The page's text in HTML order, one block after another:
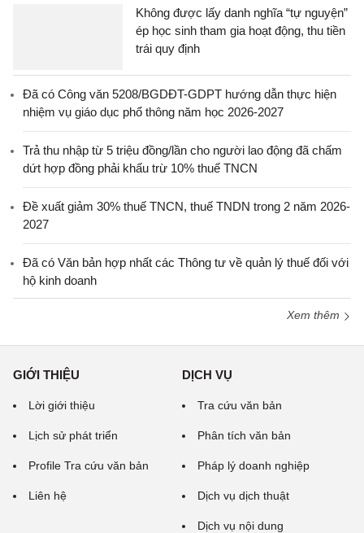
Không được lấy danh nghĩa “tự nguyện”
ép học sinh tham gia hoạt động, thu tiền
trái quy định
Đã có Công văn 5208/BGDĐT-GDPT hướng dẫn thực hiện
nhiệm vụ giáo dục phổ thông năm học 2026-2027
Trả thu nhập từ 5 triệu đồng/lần cho người lao động đã chấm
dứt hợp đồng phải khấu trừ 10% thuế TNCN
Đề xuất giảm 30% thuế TNCN, thuế TNDN trong 2 năm 2026-
2027
Đã có Văn bản hợp nhất các Thông tư về quản lý thuế đối với
hộ kinh doanh
Xem thêm
GIỚI THIỆU
Lời giới thiệu
Lịch sử phát triển
Profile Tra cứu văn bản
Liên hệ
DỊCH VỤ
Tra cứu văn bản
Phân tích văn bản
Pháp lý doanh nghiệp
Dịch vụ dịch thuật
Dịch vụ nội dung